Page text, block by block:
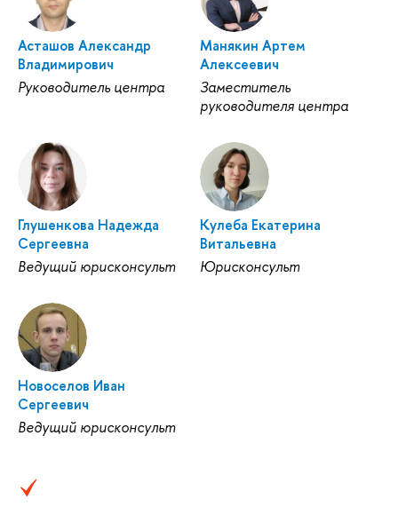
Асташов Александр
Владимирович
Руководитель центра
Манякин Артем
Алексеевич
Заместитель
руководителя центра
Глушенкова Надежда
Сергеевна
Ведущий юрисконсульт
Кулеба Екатерина
Витальевна
Юрисконсульт
Новоселов Иван
Сергеевич
Ведущий юрисконсульт